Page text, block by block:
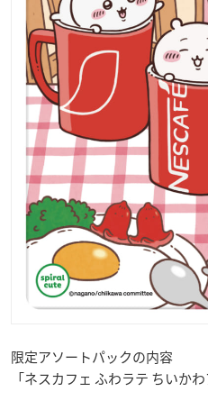
限定アソートパックの内容
「ネスカフェ ふわラテ ちいか